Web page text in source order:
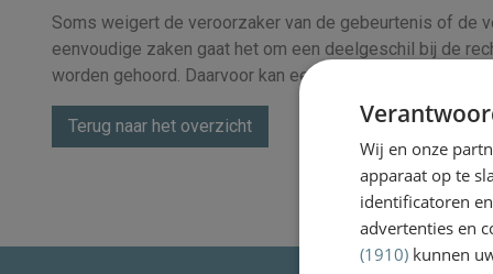
Soms weigert de veroorzaker van de gebeurtenis of de
eenvoudige zaken gaat het om een deelgeschil bij de
worden gehoord. Daarvoor kan een bodemprocedure
Terug naar het overzicht
Wij en onze
apparaat op te
identificatoren
advertenties en
(1910) kunnen